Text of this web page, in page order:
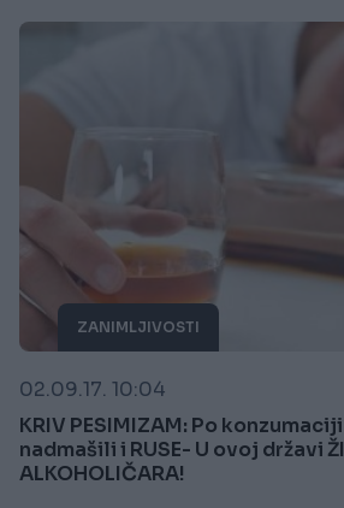
ZANIMLJIVOSTI
02.09.17. 10:04
KRIV PESIMIZAM: Po
nadmašili i RUSE- U ovoj državi
ALKOHOLIČARA!